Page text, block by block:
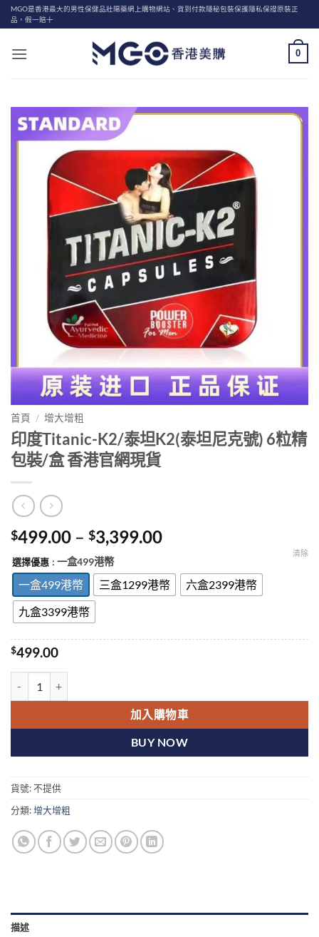
Skip
to
MGO是香港最大的男性保健品壯陽藥網上購物網站、貨到付款隱秘包裝保護隱私保證原裝正
品，假一賠十
0
首頁 / 增大增粗
印度Titanic-K2/泰坦K2(泰坦尼克號) 6粒精
包裝/盒 香港官網現貨
$499.00 – $3,399.00Price
$499.00
through
選擇優惠 : 一盒499港幣
一盒499港幣 三盒1299港幣
六盒2399港幣
九盒3399港幣
清除
$499.00
加入購物車
BUY NOW
貨號:不提供
分類:增大增粗
描述